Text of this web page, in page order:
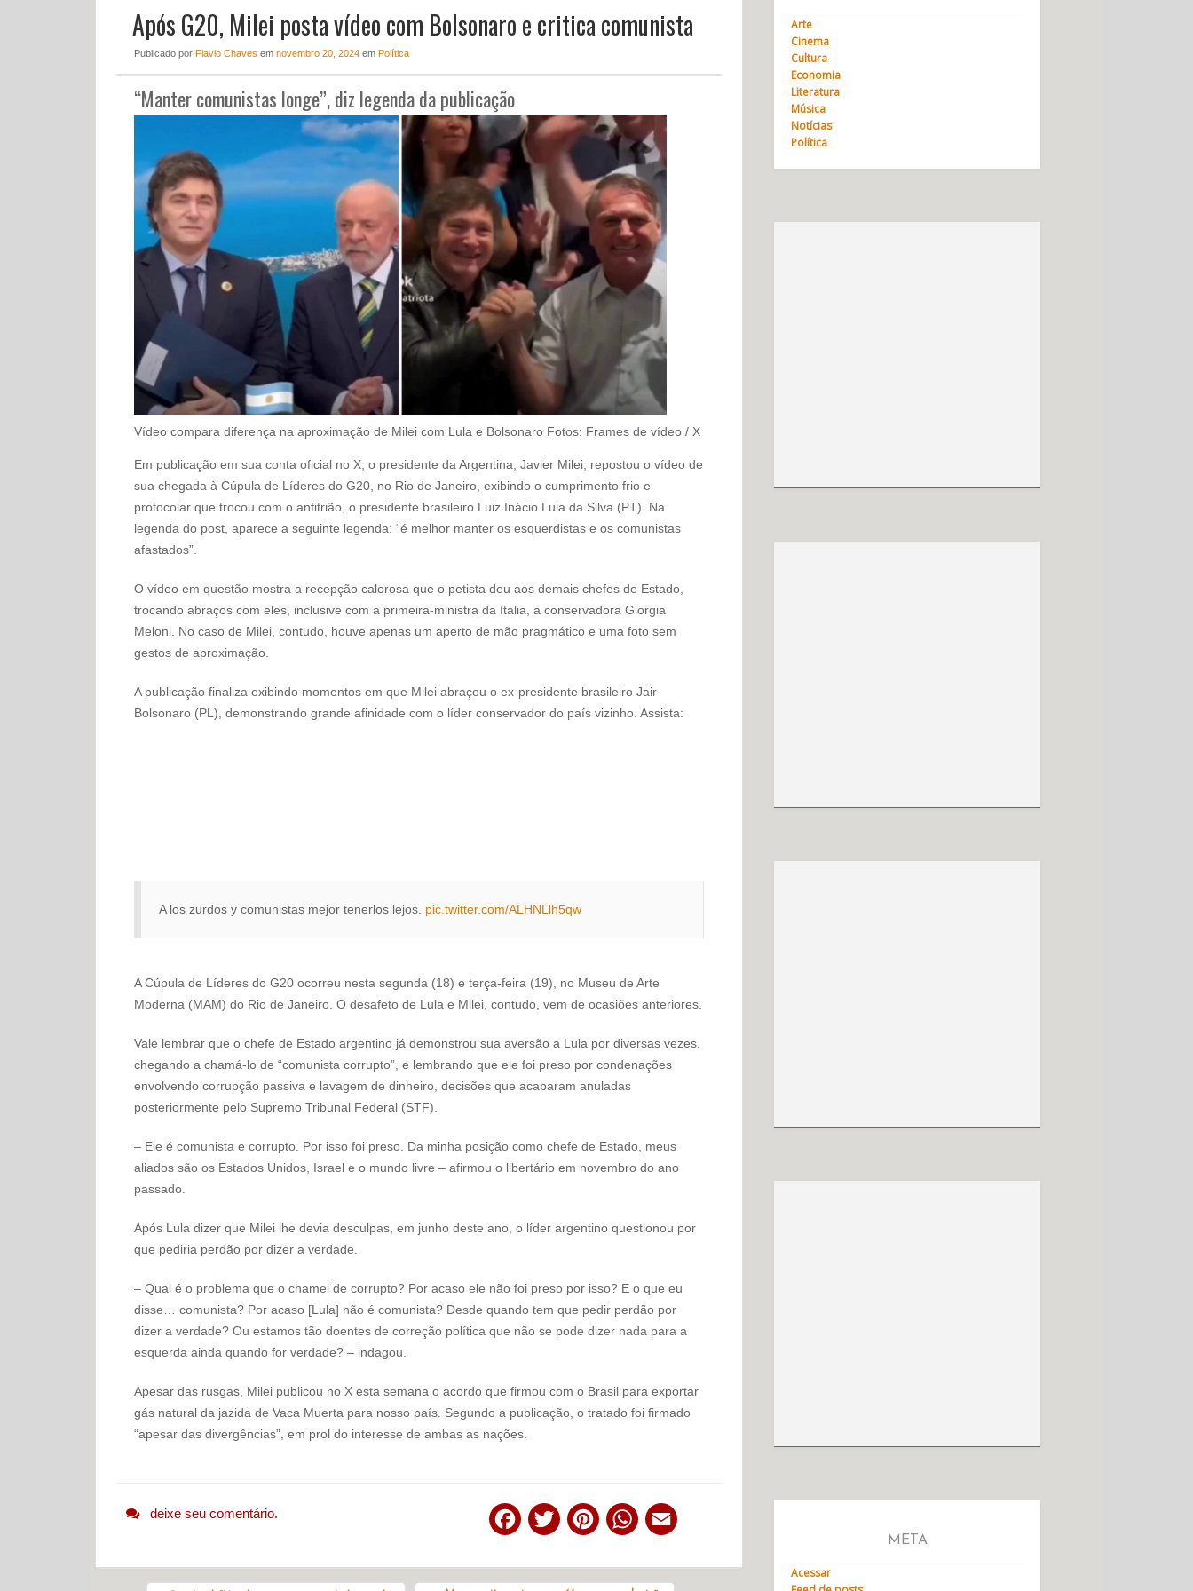
Após G20, Milei posta vídeo com Bolsonaro e critica comunista
Publicado por Flavio Chaves em novembro 20, 2024em Política
“Manter comunistas longe”, diz legenda da publicação
Vídeo compara diferença na aproximação de Milei com Lula e Bolsonaro Fotos: Frames de vídeo / X
Em publicação em sua conta oficial no X, o presidente da Argentina, Javier Milei, repostou o vídeo de
sua chegada à Cúpula de Líderes do G20, no Rio de Janeiro, exibindo o cumprimento frio e
protocolar que trocou com o anfitrião, o presidente brasileiro Luiz Inácio Lula da Silva (PT). Na
legenda do post, aparece a seguinte legenda: “é melhor manter os esquerdistas e os comunistas
afastados”.
O vídeo em questão mostra a recepção calorosa que o petista deu aos demais chefes de Estado,
trocando abraços com eles, inclusive com a primeira-ministra da Itália, a conservadora Giorgia
Meloni. No caso de Milei, contudo, houve apenas um aperto de mão pragmático e uma foto sem
gestos de aproximação.
A publicação finaliza exibindo momentos em que Milei abraçou o ex-presidente brasileiro Jair
Bolsonaro (PL), demonstrando grande afinidade com o líder conservador do país vizinho. Assista:
A los zurdos y comunistas mejor tenerlos lejos. pic.twitter.com/ALHNLlh5qw
A Cúpula de Líderes do G20 ocorreu nesta segunda (18) e terça-feira (19), no Museu de Arte
Moderna (MAM) do Rio de Janeiro. O desafeto de Lula e Milei, contudo, vem de ocasiões anteriores.
Vale lembrar que o chefe de Estado argentino já demonstrou sua aversão a Lula por diversas vezes,
chegando a chamá-lo de “comunista corrupto”, e lembrando que ele foi preso por condenações
envolvendo corrupção passiva e lavagem de dinheiro, decisões que acabaram anuladas
posteriormente pelo Supremo Tribunal Federal (STF).
– Ele é comunista e corrupto. Por isso foi preso. Da minha posição como chefe de Estado, meus
aliados são os Estados Unidos, Israel e o mundo livre – afirmou o libertário em novembro do ano
passado.
Após Lula dizer que Milei lhe devia desculpas, em junho deste ano, o líder argentino questionou por
que pediria perdão por dizer a verdade.
– Qual é o problema que o chamei de corrupto? Por acaso ele não foi preso por isso? E o que eu
disse… comunista? Por acaso [Lula] não é comunista? Desde quando tem que pedir perdão por
dizer a verdade? Ou estamos tão doentes de correção política que não se pode dizer nada para a
esquerda ainda quando for verdade? – indagou.
Apesar das rusgas, Milei publicou no X esta semana o acordo que firmou com o Brasil para exportar
gás natural da jazida de Vaca Muerta para nosso país. Segundo a publicação, o tratado foi firmado
“apesar das divergências”, em prol do interesse de ambas as nações.
deixe seu comentário.
Facebook
Twitter PinterestWhatsApp
Arte
Cinema
Cultura
Economia
Literatura
Música
Notícias
Política
META
Acessar